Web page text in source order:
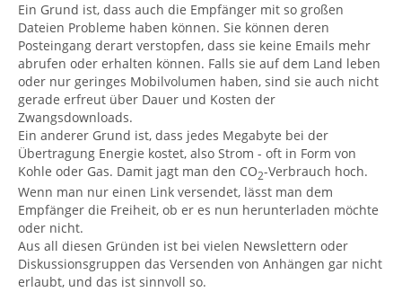
Ein Grund ist, dass auch die Empfänger mit so großen
Dateien Probleme haben können. Sie können deren
Posteingang derart verstopfen, dass sie keine Emails mehr
abrufen oder erhalten können. Falls sie auf dem Land leben
oder nur geringes Mobilvolumen haben, sind sie auch nicht
gerade erfreut über Dauer und Kosten der
Zwangsdownloads.
Ein anderer Grund ist, dass jedes Megabyte bei der
Übertragung Energie kostet, also Strom - oft in Form von
Kohle oder Gas. Damit jagt man den CO2-Verbrauch hoch.
Wenn man nur einen Link versendet, lässt man dem
Empfänger die Freiheit, ob er es nun herunterladen möchte
oder nicht.
Aus all diesen Gründen ist bei vielen Newslettern oder
Diskussionsgruppen das Versenden von Anhängen gar nicht
erlaubt, und das ist sinnvoll so.